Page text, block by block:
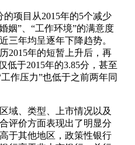
项目从2015年的5个减少
姻”、“工作环境”的满意度
三年均呈逐年下降趋势。
2015年的短暂上升后，再
低于2015年的3.85分，甚至
作压力”也低于之前两年同
、类型、上市情况以及
评价方面表现出了明显分
于其他地区，政策性银行